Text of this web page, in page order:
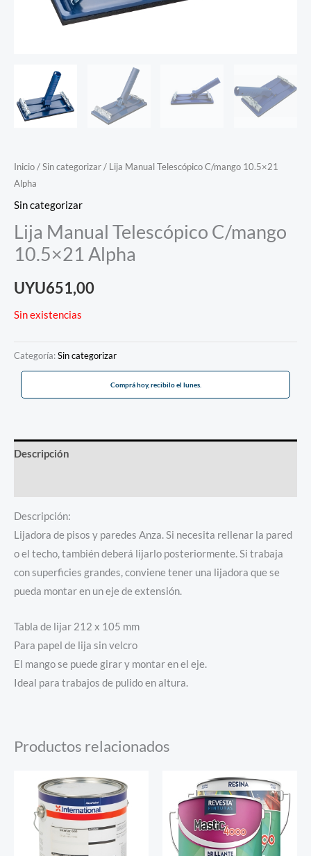
Inicio/Sin categorizar/ Lija Manual Telescópico C/mango 10.5×21
Alpha
Sin categorizar
Lija Manual Telescópico C/mango
10.5×21 Alpha
UYU651,00
Sin existencias
Categoría:Sin categorizar
Comprá hoy, recibilo el lunes.
Descripción
Descripción:
Lijadora de pisos y paredes Anza. Si necesita rellenar la pared
o el techo, también deberá lijarlo posteriormente. Si trabaja
con superficies grandes, conviene tener una lijadora que se
pueda montar en un eje de extensión.
Tabla de lijar 212 x 105 mm
Para papel de lija sin velcro
El mango se puede girar y montar en el eje.
Ideal para trabajos de pulido en altura.
Productos relacionados